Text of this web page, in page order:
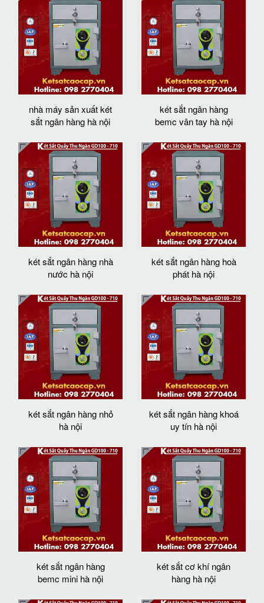
nhà máy sản xuất két
sắt ngân hàng hà nội
két sắt ngân hàng
bemc vân tay hà nội
két sắt ngân hàng nhà
nước hà nội
két sắt ngân hàng hoà
phát hà nội
két sắt ngân hàng nhỏ
hà nội
két sắt ngân hàng khoá
uy tín hà nội
két sắt ngân hàng
bemc mini hà nội
két sắt cơ khí ngân
hàng hà nội